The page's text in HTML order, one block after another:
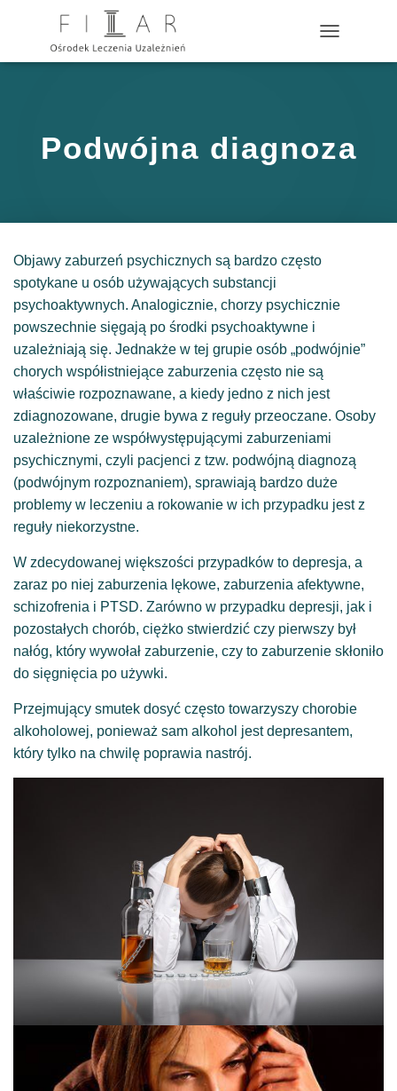
R
C
Z
J
Podwójna diagnoza
Objawy zaburzeń psychicznych są bardzo często
spotykane u osób używających substancji
psychoaktywnych. Analogicznie, chorzy psychicznie
powszechnie sięgają po środki psychoaktywne i
uzależniają się. Jednakże w tej grupie osób „podwójnie”
chorych współistniejące zaburzenia często nie są
właściwie rozpoznawane, a kiedy jedno z nich jest
zdiagnozowane, drugie bywa z reguły przeoczane. Osoby
uzależnione ze współwystępującymi zaburzeniami
psychicznymi, czyli pacjenci z tzw. podwójną diagnozą
(podwójnym rozpoznaniem), sprawiają bardzo duże
problemy w leczeniu a rokowanie w ich przypadku jest z
reguły niekorzystne.
W zdecydowanej większości przypadków to depresja, a
zaraz po niej zaburzenia lękowe, zaburzenia afektywne,
schizofrenia i PTSD. Zarówno w przypadku depresji, jak i
pozostałych chorób, ciężko stwierdzić czy pierwszy był
nałóg, który wywołał zaburzenie, czy to zaburzenie skłoniło
do sięgnięcia po używki.
Przejmujący smutek dosyć często towarzyszy chorobie
alkoholowej, ponieważ sam alkohol jest depresantem,
który tylko na chwilę poprawia nastrój.